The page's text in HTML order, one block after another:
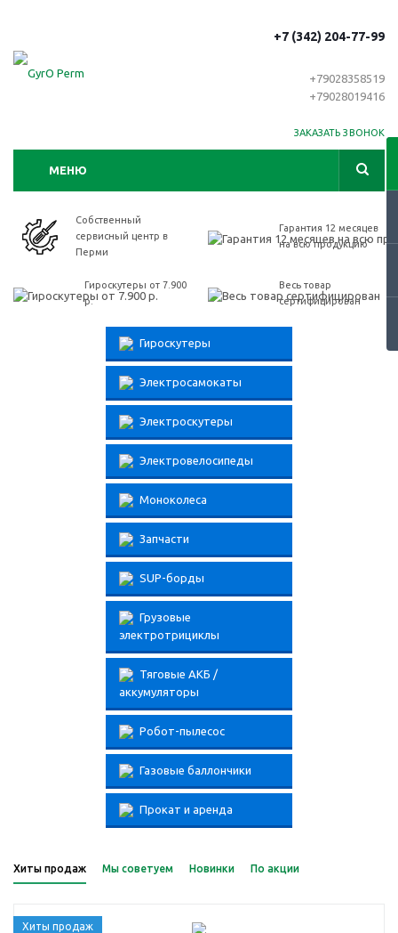
+7 (342) 204-77-99
+79028358519
+79028019416
ЗАКАЗАТЬ ЗВОНОК
МЕНЮ
Собственный
сервисный центр в
Перми
Гарантия 12 месяцев
на всю продукцию
Гироскутеры от 7.900
р.
Весь товар
сертифицирован
Гироскутеры
Электросамокаты
Электроскутеры
Электровелосипеды
Моноколеса
Запчасти
SUP-борды
Грузовые
электротрициклы
Тяговые АКБ /
аккумуляторы
Робот-пылесос
Газовые баллончики
Прокат и аренда
Хиты продаж Мы советуем Новинки По акции
Хиты продаж